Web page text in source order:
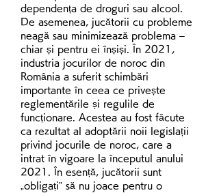
dependența de droguri sau alcool.
De asemenea, jucătorii cu probleme
neagă sau minimizează problema –
chiar și pentru ei înșiși. În 2021,
industria jocurilor de noroc din
România a suferit schimbări
importante în ceea ce privește
reglementările și regulile de
funcționare. Acestea au fost făcute
ca rezultat al adoptării noii legislații
privind jocurile de noroc, care a
intrat în vigoare la începutul anului
2021. În esență, jucătorii sunt
„obligați” să nu joace pentru o